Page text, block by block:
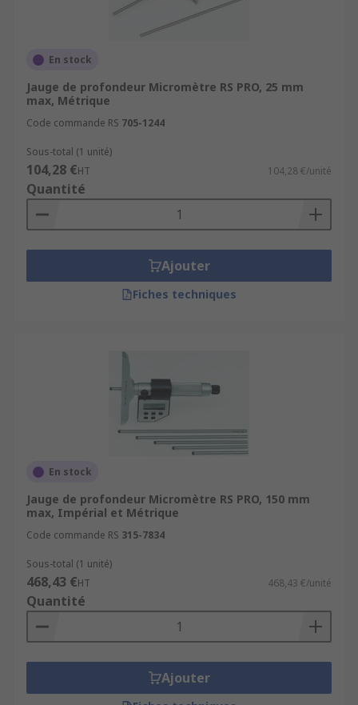
En stock
Jauge de profondeur Micromètre RS PRO, 25 mm
max, Métrique
Code commande RS 705-1244
Sous-total (1 unité)
104,28 €HT 104,28 €/unité
Quantité
Ajouter
Fiches techniques
En stock
Jauge de profondeur Micromètre RS PRO, 150 mm
max, Impérial et Métrique
Code commande RS 315-7834
Sous-total (1 unité)
468,43 €HT 468,43 €/unité
Quantité
Ajouter